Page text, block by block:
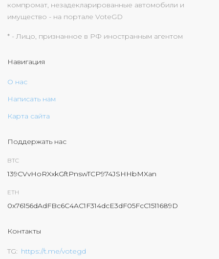
компромат, незадекларированные автомобили и
имущество - на портале VoteGD
* - Лицо, признанное в РФ иностранным агентом
Навигация
О нас
Написать нам
Карта сайта
Поддержать нас
BTC
139CVvHoRXxkGftPnswTCP974JSHHbMXan
ETH
0x76156dAdFBc6C4AC1F314dcE3dF05FcC1511689D
Контакты
TG https://t.me/votegd